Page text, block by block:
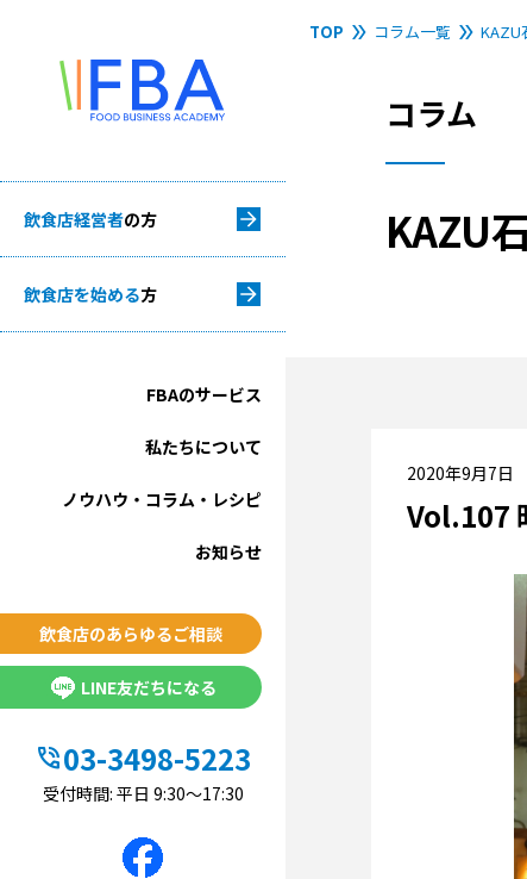
飲食店経営者の方
飲食店を始める方
FBAのサービス
私たちについて
ノウハウ・コラム・レシピ
お知らせ
飲食店のあらゆるご相談
LINE友だちになる
phone_in_talk03-3498-5223
受付時間: 平日 9:30〜17:30
TOP コラム一覧 KAZU
コラム
KAZU
2020年9月7日
Vol.107